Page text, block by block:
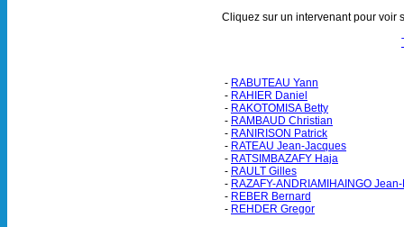
Cliquez sur un intervenant pour voir
- RABUTEAU Yann
- RAHIER Daniel
- RAKOTOMISA Betty
- RAMBAUD Christian
- RANIRISON Patrick
- RATEAU Jean-Jacques
- RATSIMBAZAFY Haja
- RAULT Gilles
- RAZAFY-ANDRIAMIHAINGO
- REBER Bernard
- REHDER Gregor